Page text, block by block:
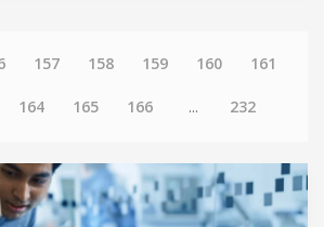
157 158 159 160 161
164 165 166 ... 232